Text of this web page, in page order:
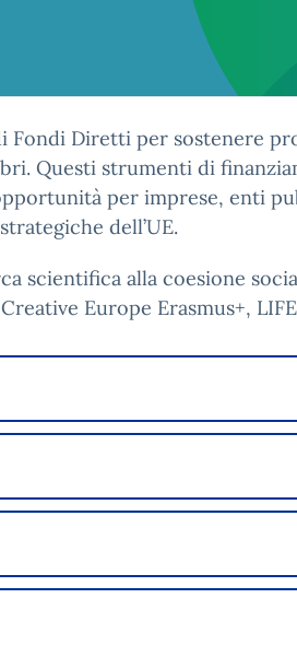
Fondi Diretti per sostenere
Questi strumenti di
per imprese, enti
dell’UE.
scientifica alla coesione
Europe Erasmus+,